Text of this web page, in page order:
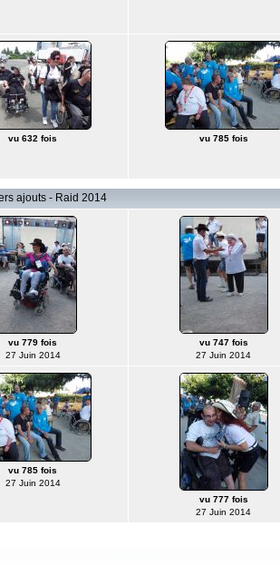
vu 632 fois vu 785 fois
ajouts - Raid 2014
vu 779 fois
27 Juin 2014
vu 747 fois
27 Juin 2014
vu 785 fois
27 Juin 2014
vu 777 fois
27 Juin 2014